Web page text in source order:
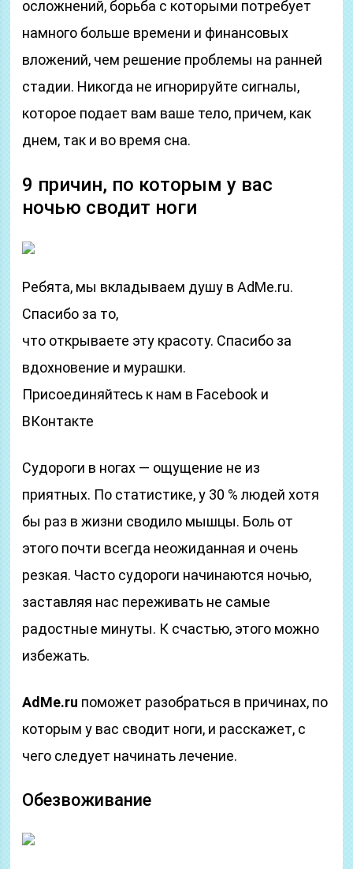
осложнений, борьба с которыми потребует
намного больше времени и финансовых
вложений, чем решение проблемы на ранней
стадии. Никогда не игнорируйте сигналы,
которое подает вам ваше тело, причем, как
днем, так и во время сна.
9 причин, по которым у вас
ночью сводит ноги
Ребята, мы вкладываем душу в AdMe.ru.
Cпасибо за то,
что открываете эту красоту. Спасибо за
вдохновение и мурашки.
Присоединяйтесь к нам в Facebook и
ВКонтакте
Судороги в ногах — ощущение не из
приятных. По статистике, у 30 % людей хотя
бы раз в жизни сводило мышцы. Боль от
этого почти всегда неожиданная и очень
резкая. Часто судороги начинаются ночью,
заставляя нас переживать не самые
радостные минуты. К счастью, этого можно
избежать.
AdMe.ru поможет разобраться в причинах, по
которым у вас сводит ноги, и расскажет, с
чего следует начинать лечение.
Обезвоживание